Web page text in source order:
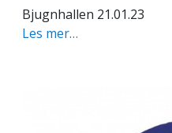
Bjugnhallen 21.01.23
Les mer…